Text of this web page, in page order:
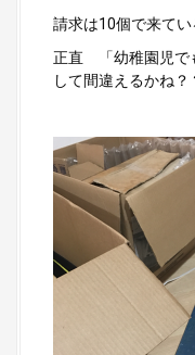
請求は10個で来て
正直 「幼稚園児で
して間違えるかね